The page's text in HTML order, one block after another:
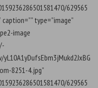
629565
type=”image”
image
yL10A1yDufsEbm3jMukd2JxBG
8251-4.jpg”
629565